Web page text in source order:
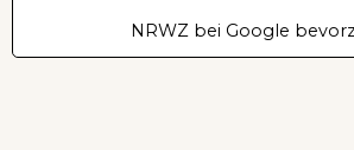
NRWZ bei Google